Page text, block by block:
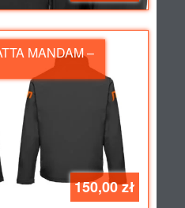
MANDAM –
150,00 zł